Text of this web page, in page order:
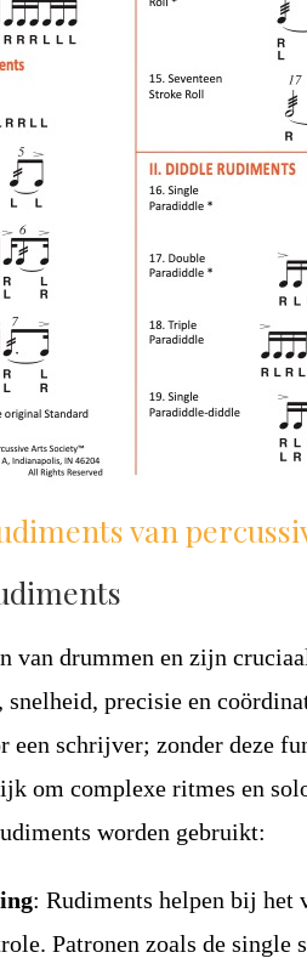
van drummen en zijn
precisie en
een schrijver; zonder deze
om complexe ritmes en
worden gebruikt:
: Rudiments helpen bij het
Patronen zoals de single